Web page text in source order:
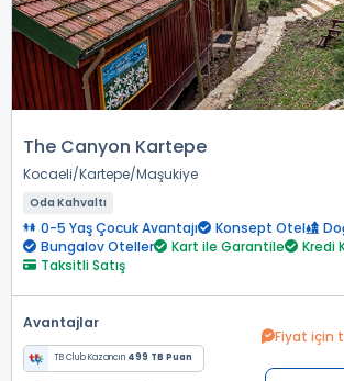
The Canyon Kartepe
Kocaeli Kartepe Maşukiye
Oda Kahvaltı
0-5 Yaş Çocuk Avantajı Konsept Otel
Bungalov Oteller
Kart ile Garantile
Kredi
Taksitli Satış
Avantajlar
TB Club Kazancın 499 TB Puan
Fiyat için